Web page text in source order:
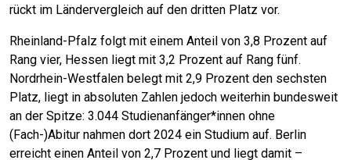
rückt im Ländervergleich auf den dritten Platz vor.
Rheinland-Pfalz folgt mit einem Anteil von 3,8 Prozent auf
Rang vier, Hessen liegt mit 3,2 Prozent auf Rang fünf.
Nordrhein-Westfalen belegt mit 2,9 Prozent den sechsten
Platz, liegt in absoluten Zahlen jedoch weiterhin bundesweit
an der Spitze: 3.044 Studienanfänger*innen ohne
(Fach-)Abitur nahmen dort 2024 ein Studium auf. Berlin
erreicht einen Anteil von 2,7 Prozent und liegt damit –